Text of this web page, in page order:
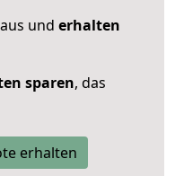
und erhalten
sparen, das
erhalten